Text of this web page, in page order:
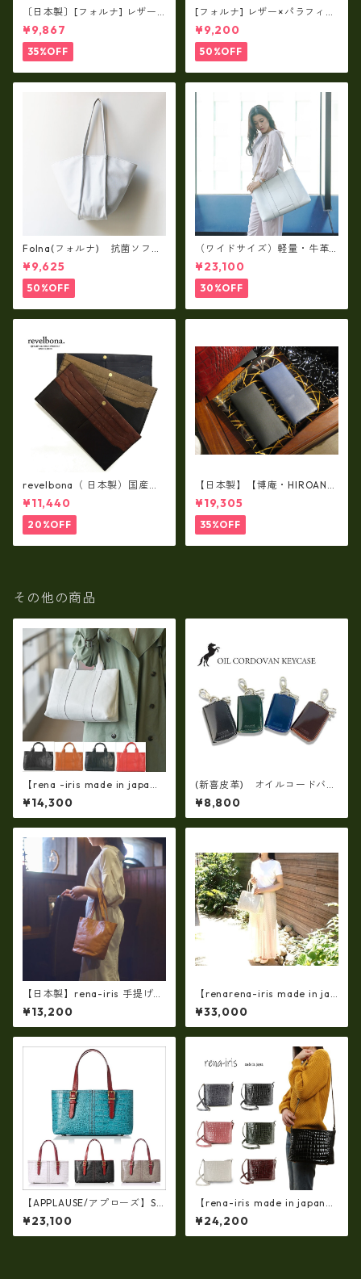
〔日本製〕[フォルナ] レザー×
パラフィン筒型2way シュリン
クレザー×79Aパラフィン fo
-259630
¥9,867
35%OFF
[フォルナ] レザー×パラフィン
筒型2way シュリンクレザー×
79Aパラフィン トートL fo-2
59632
¥9,200
50%OFF
Folna(フォルナ) 抗菌ソフト
スムースレザー トートバッグ
¥9,625
50%OFF
（ワイドサイズ）軽量・牛革
製品・2WAYヌメ革トートバッ
グ（A3サイズ/日本製）(高収
納）ir-02G
¥23,100
30%OFF
revelbona（ 日本製）国産牛
革製・お札入れ ロングウォ
レット rl-001
¥11,440
20%OFF
【日本製】【博庵・HIROAN】
最高級牛革（ボーテッド）札
入れ・長財布 ha-21535
¥19,305
35%OFF
その他の商品
【rena -iris made in japa
n】【日本製】軽量☆牛革製
品・ヌメ革製・手提げトート
バッグ(A4サイズ） ir-01
¥14,300
(新喜皮革) オイルコードバン
製 スマートキーミニケー
ス 日本製 tt-0424
¥8,800
【日本製】rena-iris 手提げト
ート柔らかい素上げ姫路レザ
ー・ソフトオイルレザー ハ
ンドトート rn-29
¥13,200
【renarena-iris made in jap
an】【日本製】牛革製品・エ
ナメルクロコ型押しレザー・
マザートートバッグ ir-66
¥33,000
【APPLAUSE/アプローズ】SA
FARI series 型押し クロコ レ
ザー ワイド トート
¥23,100
【rena-iris made in japan】
牛革製品・エナメルクロコ・
ショルダーバッグ(日本製）ir-
4042
¥24,200